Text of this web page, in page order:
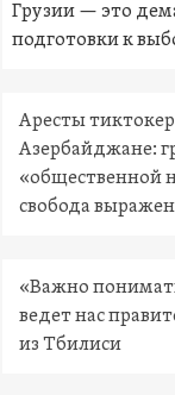
Грузии — это
подготовки к
Аресты
Азербайджане:
«общественной
свобода
«Важно
ведет нас
из Тбилиси